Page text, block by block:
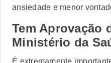
ansiedade e menor
Tem Aprovação
Ministério da
É extremamente